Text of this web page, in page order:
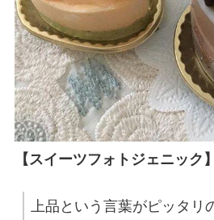
【スイーツフォトジェニック
上品という言葉がピッタリ